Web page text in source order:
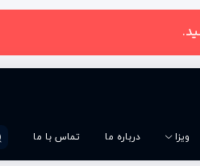
ویزا درباره ما تماس با ما